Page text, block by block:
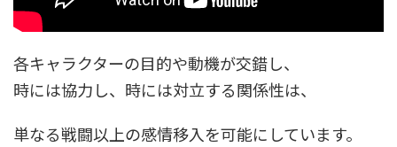
各キャラクターの目的や動機が交錯し、
時には協力し、時には対立する関係性は、
単なる戦闘以上の感情移入を可能にしています。